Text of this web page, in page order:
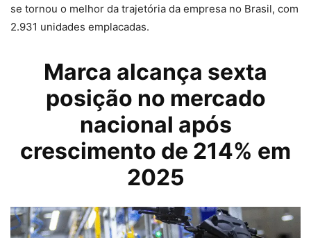
se tornou o melhor da trajetória da empresa no Brasil, com
2.931 unidades emplacadas.
Marca alcança sexta
posição no mercado
nacional após
crescimento de 214% em
2025